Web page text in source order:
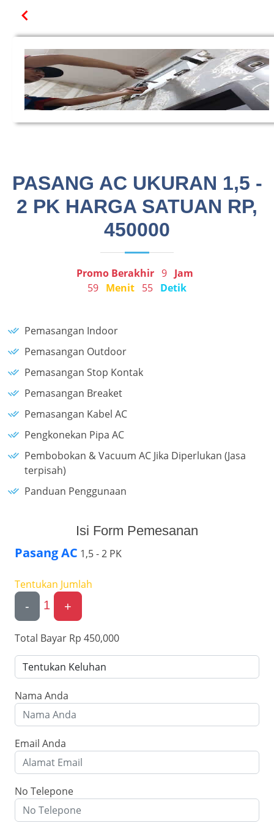
PASANG AC UKURAN 1,5 -
2 PK HARGA SATUAN RP,
450000
Promo Berakhir 9 Jam
59 Menit 55 Detik
Pemasangan Indoor
Pemasangan Outdoor
Pemasangan Stop Kontak
Pemasangan Breaket
Pemasangan Kabel AC
Pengkonekan Pipa AC
Pembobokan & Vacuum AC Jika Diperlukan (Jasa
terpisah)
Panduan Penggunaan
Isi Form Pemesanan
Pasang AC 1,5 - 2 PK
Tentukan Jumlah
-
1 +
Total Bayar Rp 450,000
Nama Anda
Email Anda
No Telepone